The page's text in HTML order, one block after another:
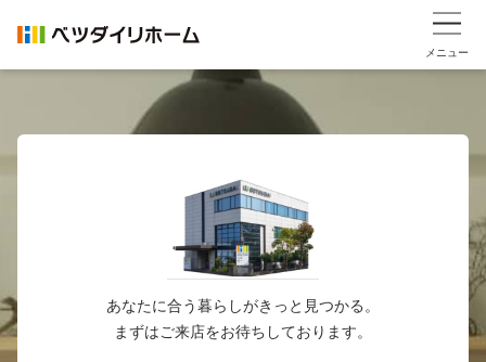
メニュー
あなたに合う暮らしがきっと見つかる。
まずはご来店をお待ちしております。